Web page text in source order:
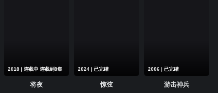
2018 | 连载中 连载到8集
将夜
2024 | 已完结
惊弦
2006 | 已完结
游击神兵